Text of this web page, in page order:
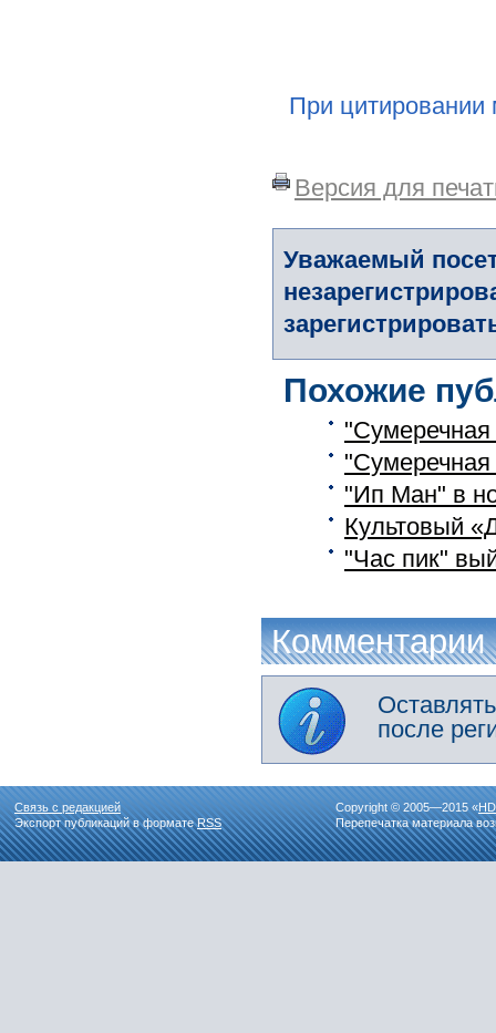
При цитировании
Версия для
Уважаемый
Похожие
"Сумеречная
"Сумеречная
"Ип Ман" в
Культовый
"Час пик"
Комментарии
после
Связь с редакцией
Экспорт публикаций в форматеRSS
Copyright © 2005—2015 «
Перепечатка материала